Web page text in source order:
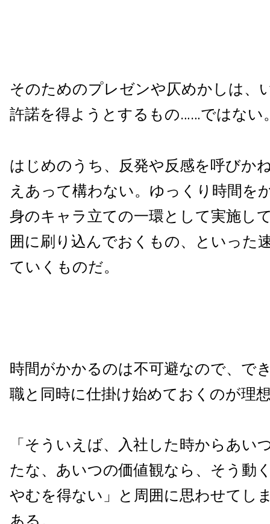
そのためのプレゼンや仄めかしは、
許諾を得ようとするもの……ではない
はじめのうち、反発や反感を呼びか
えあって構わない。ゆっくり時間を
身のキャラ立ての一環として実施し
囲に刷り込んでおくもの、といった
ていくものだ。
時間がかかるのは不可避なので、で
職と同時に仕掛け始めておくのが理
「そういえば、入社した時からあい
たな、あいつの価値観なら、そう動
やむを得ない」と周囲に思わせてし